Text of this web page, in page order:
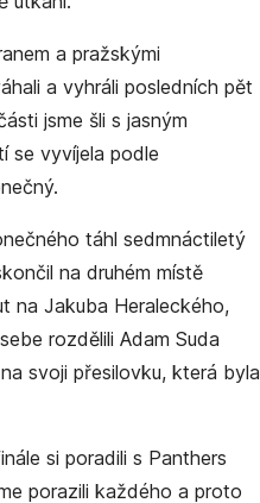
a pražskými
a vyhráli posledních pět
jsme šli s jasným
se vyvíjela podle
táhl sedmnáctiletý
na druhém místě
na Jakuba Heraleckého,
rozdělili Adam Suda
svoji přesilovku, která byla
si poradili s Panthers
porazili každého a proto